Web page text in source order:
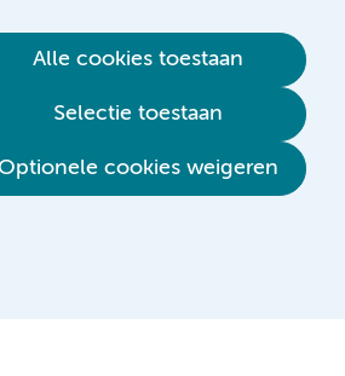
Alle cookies toestaan
Selectie toestaan
cookies weigeren